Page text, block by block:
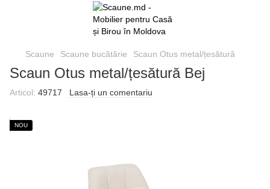
Scaune Scaune bucătărie Scaun Otus metal/țesătură
Scaun Otus metal/țesătură Bej
Articol: 49717 Lasa-ți un comentariu
NOU